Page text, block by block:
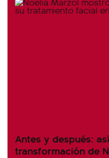
Antes y después:
transformación de